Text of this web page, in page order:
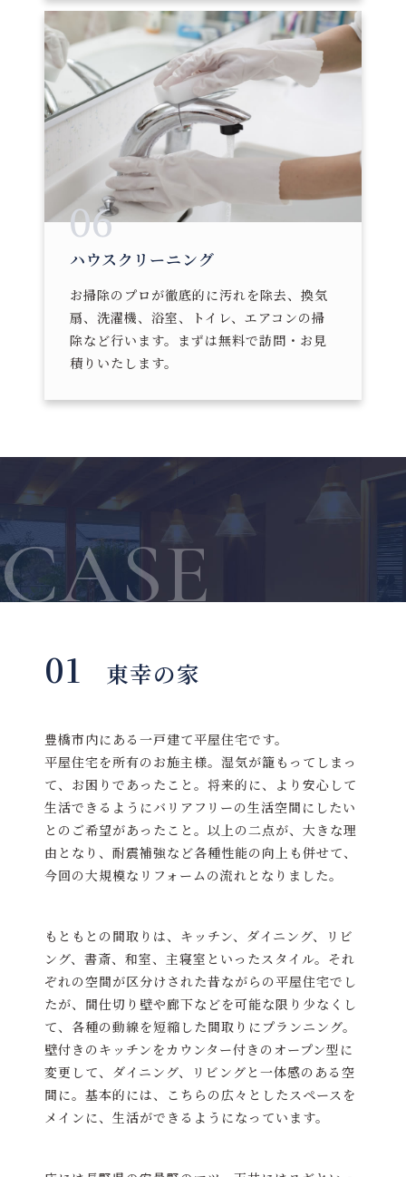
06
ハウスクリーニング
お掃除のプロが徹底的に汚れを除去、換気
扇、洗濯機、浴室、トイレ、エアコンの掃
除など行います。まずは無料で訪問・お見
積りいたします。
CASE
01 東幸の家
豊橋市内にある一戸建て平屋住宅です。
平屋住宅を所有のお施主様。湿気が籠もってしまっ
て、お困りであったこと。将来的に、より安心して
生活できるようにバリアフリーの生活空間にしたい
とのご希望があったこと。以上の二点が、大きな理
由となり、耐震補強など各種性能の向上も併せて、
今回の大規模なリフォームの流れとなりました。
もともとの間取りは、キッチン、ダイニング、リビ
ング、書斎、和室、主寝室といったスタイル。それ
ぞれの空間が区分けされた昔ながらの平屋住宅でし
たが、間仕切り壁や廊下などを可能な限り少なくし
て、各種の動線を短縮した間取りにプランニング。
壁付きのキッチンをカウンター付きのオープン型に
変更して、ダイニング、リビングと一体感のある空
間に。基本的には、こちらの広々としたスペースを
メインに、生活ができるようになっています。